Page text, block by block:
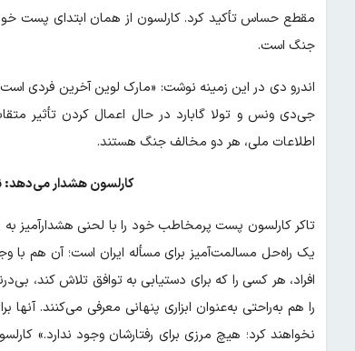
مقطع حساس تأکید کرد. کارلسون از همان ابتدای پست
جنگ است.
اندرو دی در این زمینه نوشت: «مارک لوین آخرین فردی است
جی‌دی ونس و تولا گابارد در حال اعمال کردن تأثیر
اطلاعات ملی، هر دو مخالف جنگ هستند.
کارلسون هشدار می‌دهد:
تاکر کارلسون پست پرمخاطب خود را با لحنی هشدارآمیز به
یک راه‌حل مسالمت‌آمیز برای مسأله ایران است؛ آن هم با
افراد، هر کسی را که برای دستیابی به توافق تلاش کند،
را هم به‌راحتی به‌عنوان ابزاری پنهانی معرفی می‌کنند.
نخواهند کرد؛ هیچ مرزی برای رفتارشان وجود ندارد.»